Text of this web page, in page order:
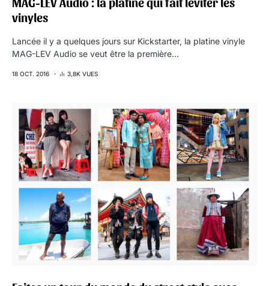
vinyles
Lancée il y a quelques jours sur Kickstarter, la platine vinyle
MAG-LEV Audio se veut être la première…
18 OCT. 2016 3,8K VUES